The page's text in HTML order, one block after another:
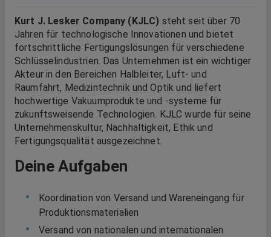
Kurt J. Lesker Company (KJLC) steht seit über 70
Jahren für technologische Innovationen und bietet
fortschrittliche Fertigungslösungen für verschiedene
Schlüsselindustrien. Das Unternehmen ist ein wichtiger
Akteur in den Bereichen Halbleiter, Luft- und
Raumfahrt, Medizintechnik und Optik und liefert
hochwertige Vakuumprodukte und -systeme für
zukunftsweisende Technologien. KJLC wurde für seine
Unternehmenskultur, Nachhaltigkeit, Ethik und
Fertigungsqualität ausgezeichnet.
Deine Aufgaben
Koordination von Versand und Wareneingang für
Produktionsmaterialien
Versand von nationalen und internationalen